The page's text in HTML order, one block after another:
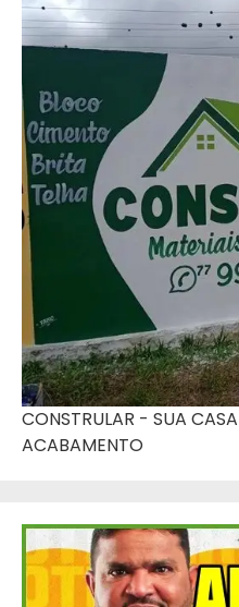
CONSTRULAR - SUA
ACABAMENTO